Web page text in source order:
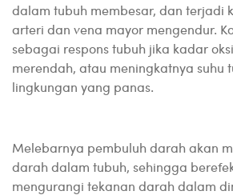
dalam tubuh membesar, dan terjadi
arteri dan vena mayor mengendur.
sebagai respons tubuh jika kadar
merendah, atau meningkatnya suhu
lingkungan yang panas.
Melebarnya pembuluh darah akan
darah dalam tubuh, sehingga
mengurangi tekanan darah dalam